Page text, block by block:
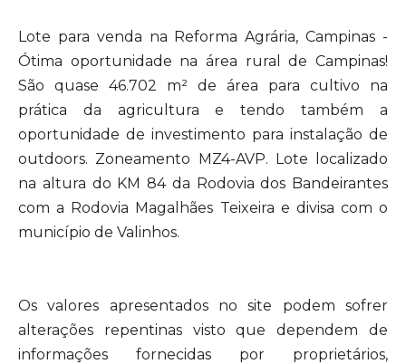
Lote para venda na Reforma Agrária, Campinas -
Ótima oportunidade na área rural de Campinas!
São quase 46.702 m² de área para cultivo na
prática da agricultura e tendo também a
oportunidade de investimento para instalação de
outdoors. Zoneamento MZ4-AVP. Lote localizado
na altura do KM 84 da Rodovia dos Bandeirantes
com a Rodovia Magalhães Teixeira e divisa com o
município de Valinhos.
Os valores apresentados no site podem sofrer
alterações repentinas visto que dependem de
informações fornecidas por proprietários,